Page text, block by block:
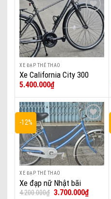
Add to wishlist
XE ĐẠP THỂ THAO
Xe California City 300
DaNa
5.400.000₫
-12%
Add to wishlist
XE ĐẠP THỂ THAO
Xe đạp nữ Nhật bãi
4.200.000₫ Giá
3.700.000₫Giá